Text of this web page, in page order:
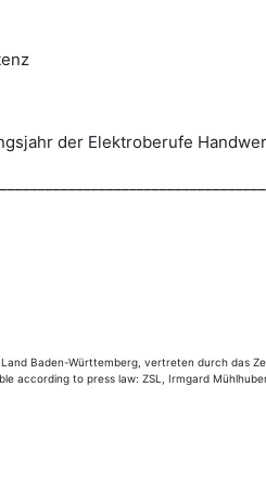
der Elektroberufe
Land Baden-Württemberg, vertreten durch das
according to press law: ZSL, Irmgard